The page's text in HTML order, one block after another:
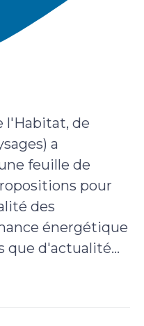
l'Habitat, de
a
feuille de
pour
des
énergétique
que d'actualité...